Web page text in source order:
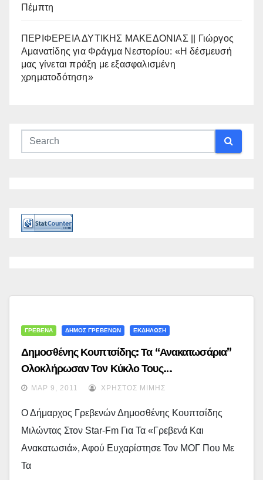
Πέμπτη
ΠΕΡΙΦΕΡΕΙΑ ΔΥΤΙΚΗΣ ΜΑΚΕΔΟΝΙΑΣ || Γιώργος
Αμανατίδης για Φράγμα Νεστορίου: «Η δέσμευσή
μας γίνεται πράξη με εξασφαλισμένη
χρηματοδότηση»
ΓΡΕΒΕΝΑ ΔΗΜΟΣ ΓΡΕΒΕΝΩΝ ΕΚΔΗΛΩΣΗ
Δημοσθένης Κουπτσίδης: Τα “Ανακατωσάρια”
Ολοκλήρωσαν Τον Κύκλο Τους…
ΜΑΡ 9, 2011 ΧΡΉΣΤΟΣ ΜΊΜΗΣ
Ο Δήμαρχος Γρεβενών Δημοσθένης Κουπτσίδης
Μιλώντας Στον Star-Fm Για Τα «Γρεβενά Και
Ανακατωσιά», Αφού Ευχαρίστησε Τον ΜΟΓ Που Με
Τα